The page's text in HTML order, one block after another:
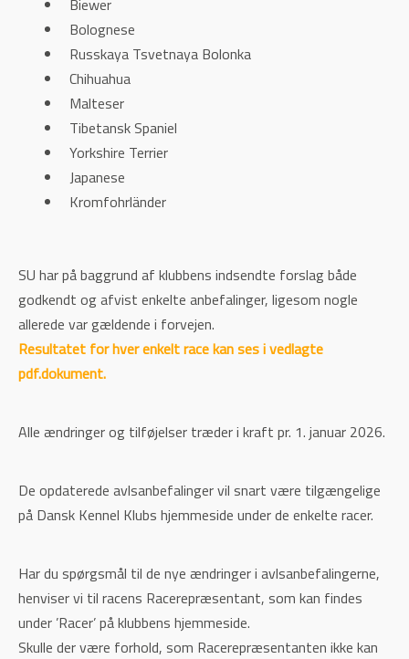
Bolognese
Russkaya Tsvetnaya Bolonka
Chihuahua
Malteser
Tibetansk Spaniel
Yorkshire Terrier
Japanese
Kromfohrländer
SU har på baggrund af klubbens indsendte forslag både
godkendt og afvist enkelte anbefalinger, ligesom nogle
allerede var gældende i forvejen.
Resultatet for hver enkelt race kan ses i vedlagte
pdf.dokument.
Alle ændringer og tilføjelser træder i kraft pr. 1. januar 2026.
De opdaterede avlsanbefalinger vil snart være tilgængelige
på Dansk Kennel Klubs hjemmeside under de enkelte racer.
Har du spørgsmål til de nye ændringer i avlsanbefalingerne,
henviser vi til racens Racerepræsentant, som kan findes
under ’Racer’ på klubbens hjemmeside.
Skulle der være forhold, som Racerepræsentanten ikke kan